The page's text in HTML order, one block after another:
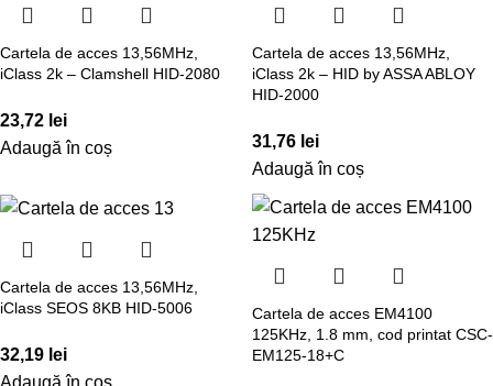
Cartela de acces 13,56MHz,
iClass 2k – Clamshell HID-2080
23,72 lei
Adaugă în coș
Cartela de acces 13,56MHz,
iClass 2k – HID by ASSA ABLOY
HID-2000
31,76 lei
Adaugă în coș
Cartela de acces 13,56MHz,
iClass SEOS 8KB HID-5006
32,19 lei
Adaugă în coș
Cartela de acces EM4100
125KHz, 1.8 mm, cod printat CSC-
EM125-18+C